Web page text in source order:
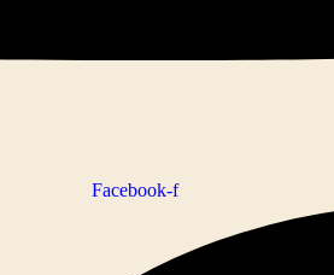
Facebook-f